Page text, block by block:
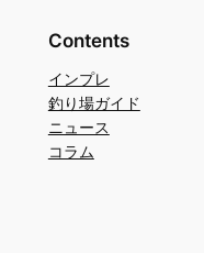
Contents
インプレ
釣り場ガイド
ニュース
コラム